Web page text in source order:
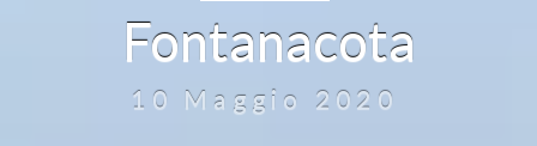
Fontanacota
10 Maggio 2020